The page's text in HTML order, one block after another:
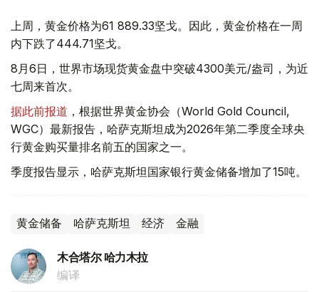
上周，黄金价格为61 889.33坚戈。因此，黄金价格在一周
内下跌了444.71坚戈。
8月6日，世界市场现货黄金盘中突破4300美元/盎司，为近
七周来首次。
据此前报道 ，根据世界黄金协会（World Gold Council,
WGC）最新报告，哈萨克斯坦成为2026年第二季度全球央
行黄金购买量排名前五的国家之一。
季度报告显示，哈萨克斯坦国家银行黄金储备增加了15吨。
黄金储备 哈萨克斯坦 经济 金融
木合塔尔 哈力木拉
编译